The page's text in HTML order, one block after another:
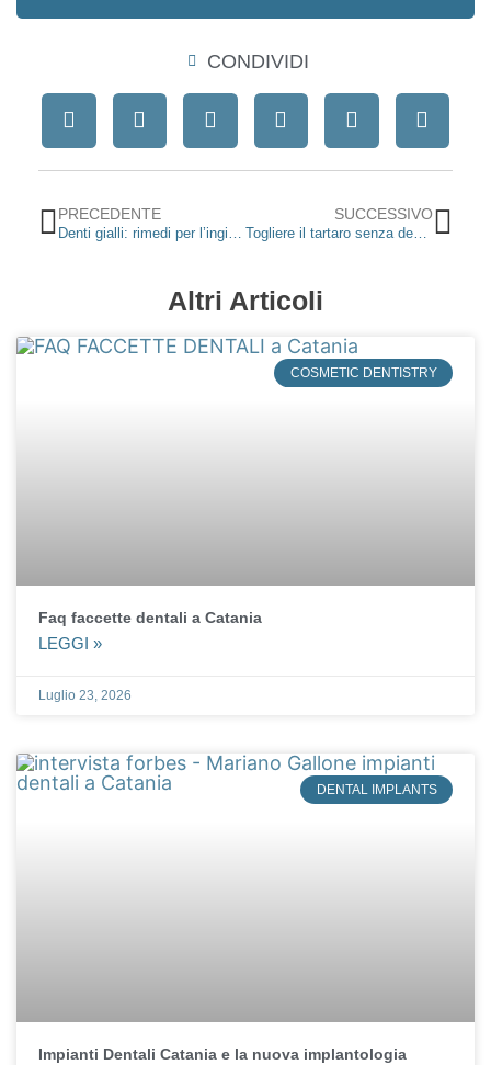
CONDIVIDI
Precedente
PRECEDENTE SUCCESSIVO
Altri Articoli
COSMETIC DENTISTRY
Faq faccette dentali a Catania
LEGGI »
Luglio 23, 2026
DENTAL IMPLANTS
Impianti Dentali Catania e la nuova implantologia